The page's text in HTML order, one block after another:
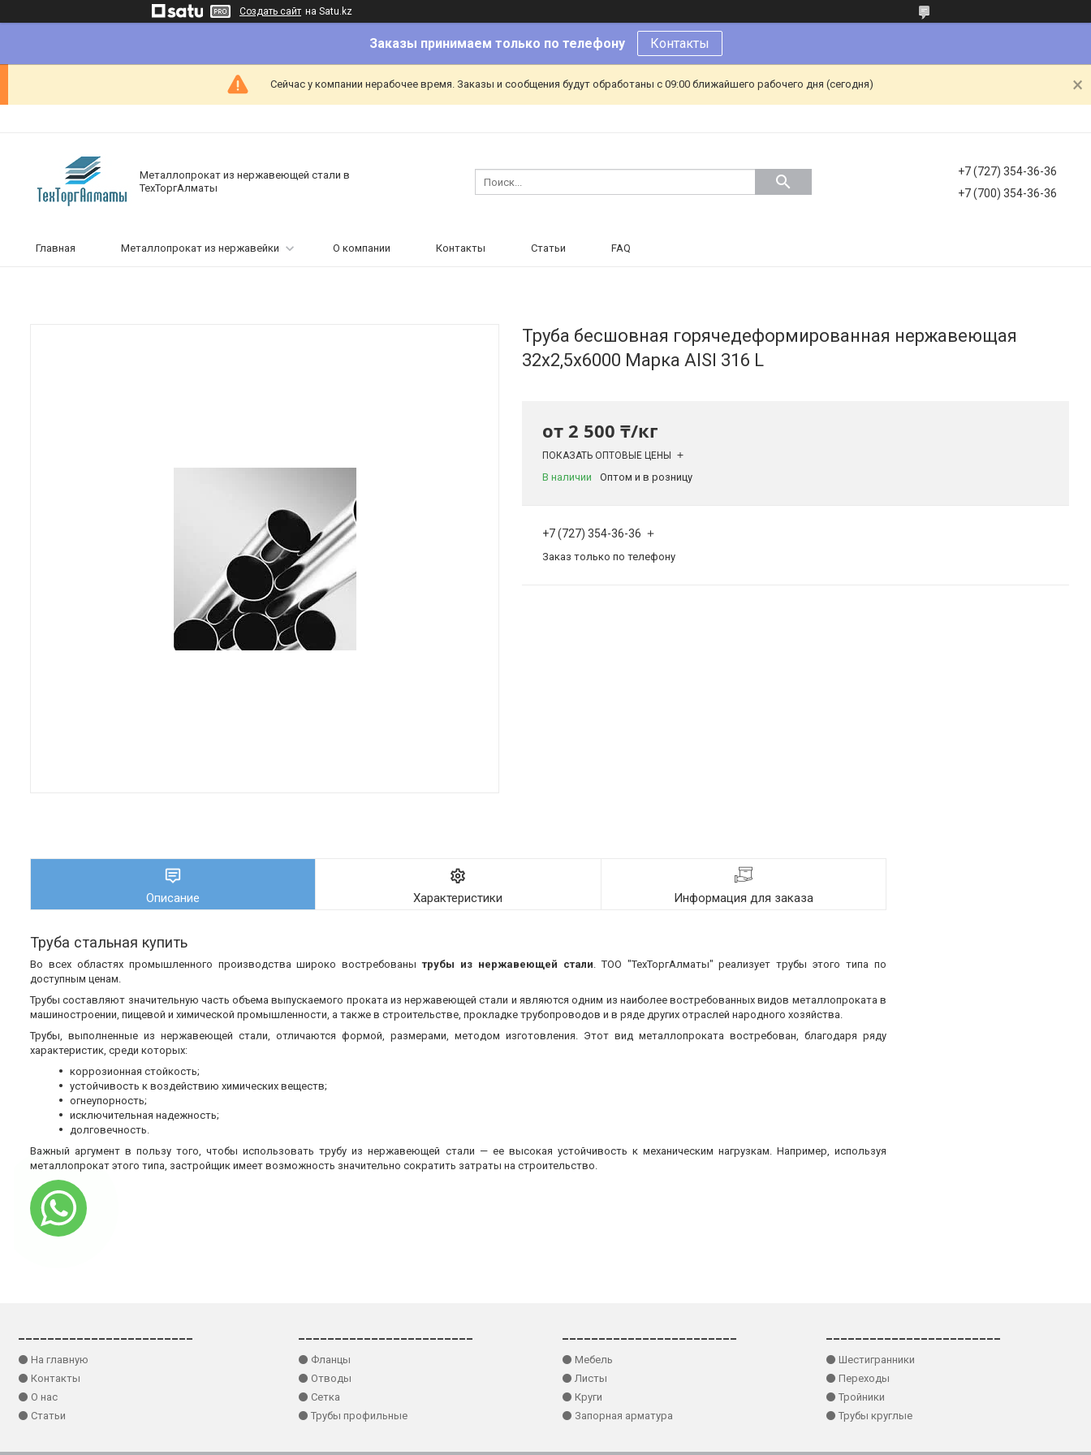
Создать сайт на Satu.kz
Заказы принимаем только по телефону Контакты
Сейчас у компании нерабочее время. Заказы и сообщения будут обработаны с 09:00 ближайшего рабочего дня (сегодня)
Металлопрокат из нержавеющей стали в
ТехТоргАлматы
+7 (727) 354-36-36
+7 (700) 354-36-36
Главная Металлопрокат из нержавейки О компании Контакты Статьи FAQ
Труба бесшовная горячедеформированная нержавеющая
32х2,5х6000 Марка AISI 316 L
от 2 500 ₸/кг
ПОКАЗАТЬ ОПТОВЫЕ ЦЕНЫ
В наличии Оптом и в розницу
+7 (727) 354-36-36
Заказ только по телефону
Описание Характеристики Информация для заказа
Труба стальная купить
Во всех областях промышленного производства широко востребованытрубы из нержавеющей стали. ТОО "ТехТоргАлматы" реализует трубы этого типа по
доступным ценам.
Трубы составляют значительную часть объема выпускаемого проката из нержавеющей стали и являются одним из наиболее востребованных видов металлопроката в
машиностроении, пищевой и химической промышленности, а также в строительстве, прокладке трубопроводов и в ряде других отраслей народного хозяйства.
Трубы, выполненные из нержавеющей стали, отличаются формой, размерами, методом изготовления. Этот вид металлопроката востребован, благодаря ряду
характеристик, среди которых:
коррозионная стойкость;
устойчивость к воздействию химических веществ;
огнеупорность;
исключительная надежность;
долговечность.
Важный аргумент в пользу того, чтобы использовать трубу из нержавеющей стали — ее высокая устойчивость к механическим нагрузкам. Например, используя
металлопрокат этого типа, застройщик имеет возможность значительно сократить затраты на строительство.
⚫ На главную
⚫ Контакты
⚫ О нас
⚫ Статьи
⚫ Фланцы
⚫ Отводы
⚫ Сетка
⚫ Трубы профильные
⚫ Мебель
⚫ Листы
⚫ Круги
⚫ Запорная арматура
⚫ Шестигранники
⚫ Переходы
⚫ Тройники
⚫ Трубы круглые